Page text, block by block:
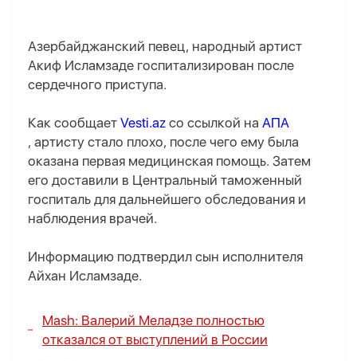
Азербайджанский певец, народный артист
Акиф Исламзаде госпитализирован после
сердечного приступа.
Как сообщает Vesti.az со ссылкой на АПА
, артисту стало плохо, после чего ему была
оказана первая медицинская помощь. Затем
его доставили в Центральный таможенный
госпиталь для дальнейшего обследования и
наблюдения врачей.
Информацию подтвердил сын исполнителя
Айхан Исламзаде.
Mash: Валерий Меладзе полностью
отказался от выступлений в России